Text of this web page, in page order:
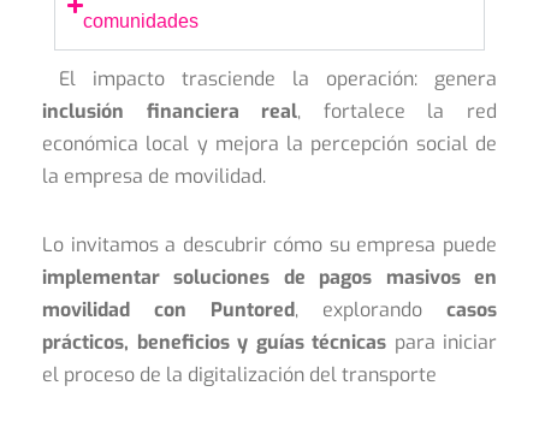
comunidades
El impacto trasciende la operación: genera
inclusión financiera real, fortalece la red
económica local y mejora la percepción social de
la empresa de movilidad.
Lo invitamos a descubrir cómo su empresa puede
implementar soluciones de pagos masivos en
movilidad con Puntored, explorando casos
prácticos, beneficios y guías técnicas para iniciar
el proceso de la digitalización del transporte